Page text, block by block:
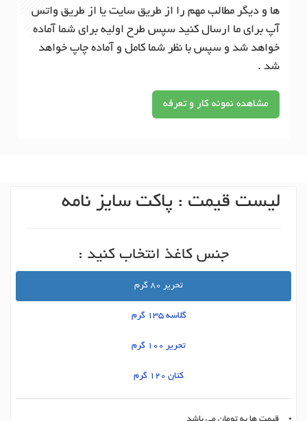
ها و دیگر مطالب مهم را از طریق سایت یا از طریق واتس
آپ برای ما ارسال کنید سپس طرح اولیه برای شما آماده
خواهد شد و سپس با نظر شما کامل و آماده چاپ خواهد
شد .
مشاهده نمونه کار و تعرفه
لیست قیمت : پاکت سایز نامه
جنس کاغذ انتخاب کنید :
تحریر 80 گرم
گلاسه 135 گرم
تحریر 100 گرم
کتان 120 گرم